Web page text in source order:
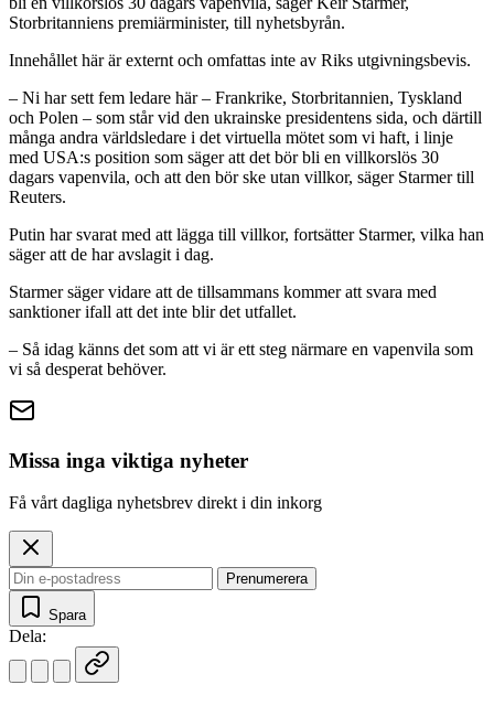
Storbritanniens premiärminister, till nyhetsbyrån.
Innehållet här är externt och omfattas inte av Riks utgivningsbevis.
– Ni har sett fem ledare här – Frankrike, Storbritannien, Tyskland
och Polen – som står vid den ukrainske presidentens sida, och därtill
många andra världsledare i det virtuella mötet som vi haft, i linje
med USA:s position som säger att det bör bli en villkorslös 30
dagars vapenvila, och att den bör ske utan villkor, säger Starmer till
Reuters.
Putin har svarat med att lägga till villkor, fortsätter Starmer, vilka han
säger att de har avslagit i dag.
Starmer säger vidare att de tillsammans kommer att svara med
sanktioner ifall att det inte blir det utfallet.
– Så idag känns det som att vi är ett steg närmare en vapenvila som
vi så desperat behöver.
Missa inga viktiga nyheter
Få vårt dagliga nyhetsbrev direkt i din inkorg
Prenumerera
Spara
Dela: